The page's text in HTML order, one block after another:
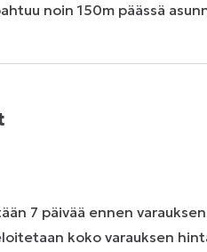
noin 150m päässä
7 päivää ennen
koko varauksen